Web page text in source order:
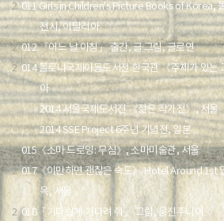
2 011 Girls in Children's Picture Books of Korea,
전시, 이탈리아
2 012 『어느 날 아침』 출간, 글·그림, 글로연
2 014 볼로냐국제아동도서전 한국관 《주제가 있는
아
2014 서울국제도서전 《젊은 작가전》, 서울
2014 SSE Project 6주년 기념전, 일본
2 015《소마 드로잉: 무심》, 소마미술관, 서울
2 017《이만하면 괜찮은 속도》 Hotel Around 1st
옥, 서울
2 018『기다릴게 기다려 줘』 그림, 웅진주니어